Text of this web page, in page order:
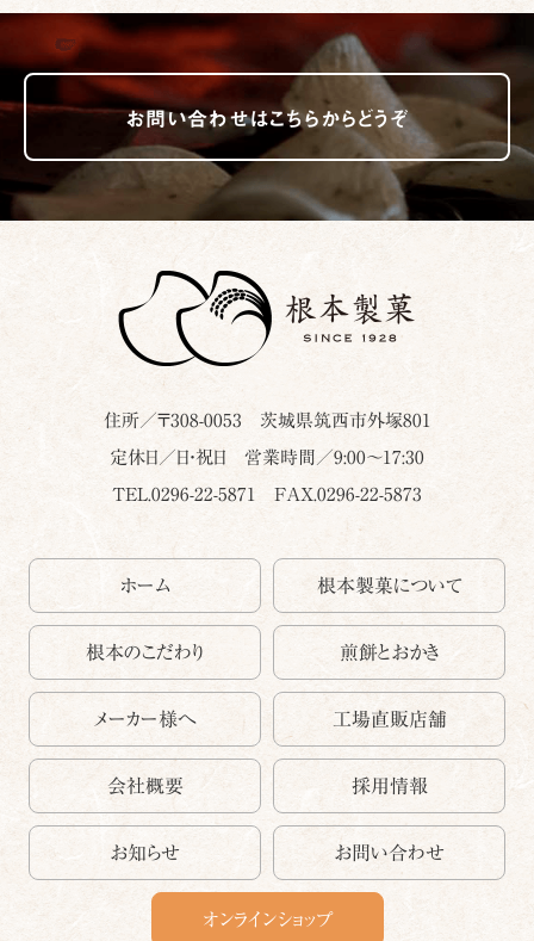
お問い合わせはこちらからどうぞ
住所／〒308-0053 茨城県筑西市外塚801
定休日／日・祝日 営業時間／9:00～17:30
TEL.0296-22-5871 FAX.0296-22-5873
ホーム 根本製菓について
根本のこだわり 煎餅とおかき
メーカー様へ 工場直販店舗
会社概要 採用情報
お知らせ お問い合わせ
オンラインショップ